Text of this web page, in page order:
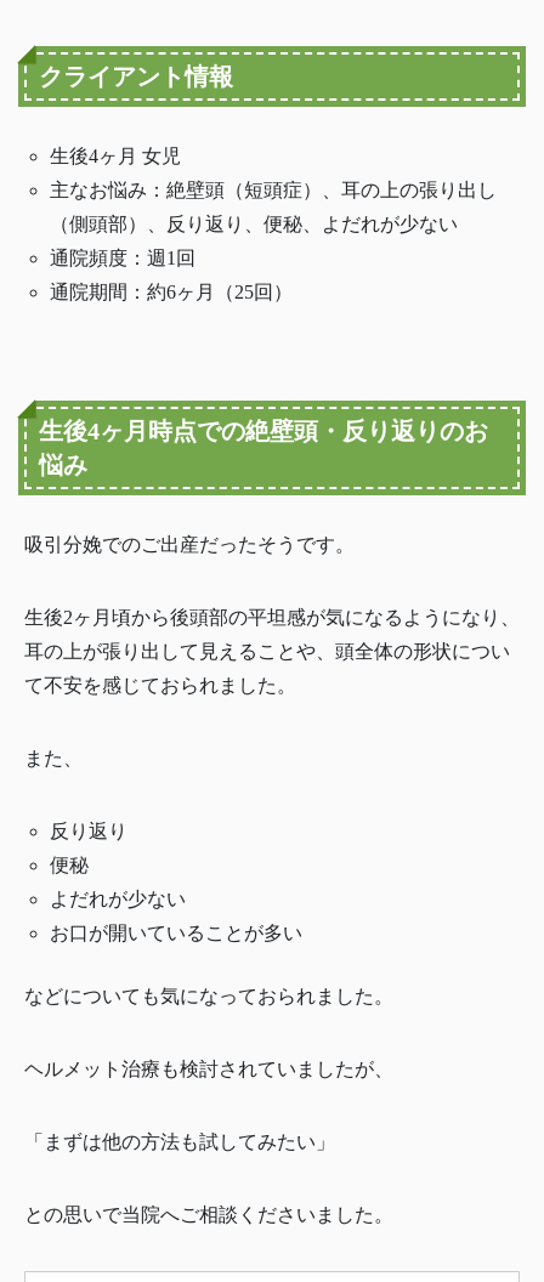
クライアント情報
生後4ヶ月 女児
主なお悩み：絶壁頭（短頭症）、耳の上の張り出し
（側頭部）、反り返り、便秘、よだれが少ない
通院頻度：週1回
通院期間：約6ヶ月（25回）
生後4ヶ月時点での絶壁頭・反り返りのお
悩み
吸引分娩でのご出産だったそうです。
生後2ヶ月頃から後頭部の平坦感が気になるようになり、
耳の上が張り出して見えることや、頭全体の形状につい
て不安を感じておられました。
また、
反り返り
便秘
よだれが少ない
お口が開いていることが多い
などについても気になっておられました。
ヘルメット治療も検討されていましたが、
「まずは他の方法も試してみたい」
との思いで当院へご相談くださいました。